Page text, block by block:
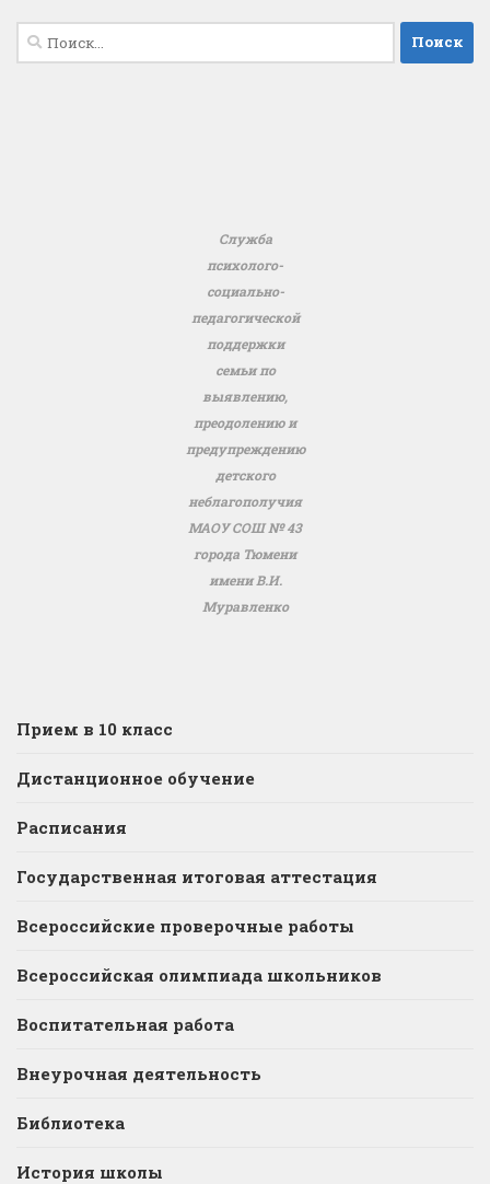
Найти:
Служба
психолого-
социально-
педагогической
поддержки
семьи по
выявлению,
преодолению и
предупреждению
детского
неблагополучия
МАОУ СОШ № 43
города Тюмени
имени В.И.
Муравленко
Прием в 10 класс
Дистанционное обучение
Расписания
Государственная итоговая аттестация
Всероссийские проверочные работы
Всероссийская олимпиада школьников
Воспитательная работа
Внеурочная деятельность
Библиотека
История школы